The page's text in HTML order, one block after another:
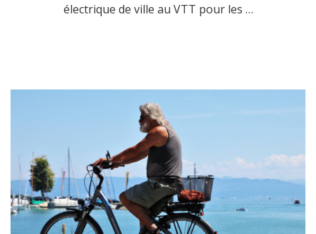
électrique de ville au VTT pour les …